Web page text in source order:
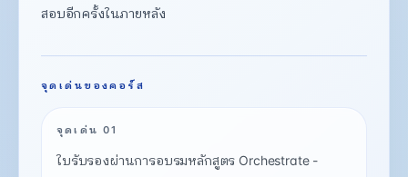
สอบอีกครั้งในภายหลัง
จุดเด่นของคอร์ส
จุดเด่น 01
ใบรับรองผ่านการอบรมหลักสูตร Orchestrate -